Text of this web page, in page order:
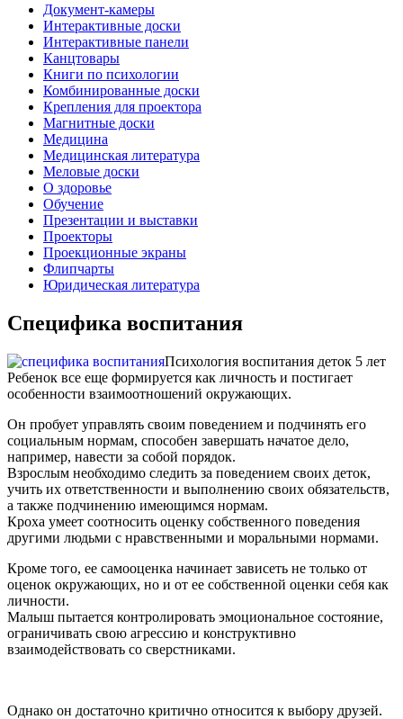
Документ-камеры
Интерактивные доски
Интерактивные панели
Канцтовары
Книги по психологии
Комбинированные доски
Крепления для проектора
Магнитные доски
Медицина
Медицинская литература
Меловые доски
О здоровье
Обучение
Презентации и выставки
Проекторы
Проекционные экраны
Флипчарты
Юридическая литература
Специфика воспитания
Психология воспитания деток 5 лет
Ребенок все еще формируется как личность и постигает
особенности взаимоотношений окружающих.
Он пробует управлять своим поведением и подчинять его
социальным нормам, способен завершать начатое дело,
например, навести за собой порядок.
Взрослым необходимо следить за поведением своих деток,
учить их ответственности и выполнению своих обязательств,
а также подчинению имеющимся нормам.
Кроха умеет соотносить оценку собственного поведения
другими людьми с нравственными и моральными нормами.
Кроме того, ее самооценка начинает зависеть не только от
оценок окружающих, но и от ее собственной оценки себя как
личности.
Малыш пытается контролировать эмоциональное состояние,
ограничивать свою агрессию и конструктивно
взаимодействовать со сверстниками.
Однако он достаточно критично относится к выбору друзей.